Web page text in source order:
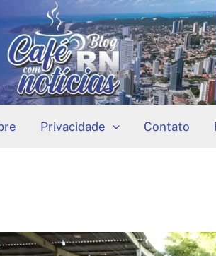
Privacidade Contato